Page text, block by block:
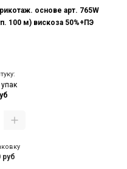
основе арт. 765W
100 м) вискоза 50%+ПЭ
руб